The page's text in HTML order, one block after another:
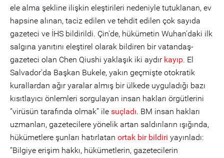
ele alma şekline ilişkin eleştirileri nedeniyle tutuklanan, ev
hapsine alınan, taciz edilen ve tehdit edilen çok sayıda
gazeteci ve İHS bildirildi. Çin'de, hükümetin Wuhan'daki ilk
salgına yanıtını eleştirel olarak bildiren bir vatandaş-
gazeteci olan Chen Qiushi yaklaşık iki aydır kayıp. El
Salvador'da Başkan Bukele, yakın geçmişte otokratik
kurallardan ağır yaralar almış bir ülkede uyguladığı bazı
kısıtlayıcı önlemleri sorgulayan insan hakları örgütlerini
“virüsün tarafında olmak” ile suçladı. BM insan hakları
uzmanları, gazetecilere yönelik artan saldırıların ışığında,
hükümetlere şunları hatırlatan ortak bir bildiri yayınladı:
“Bilgiye erişim hakkı, hükümetlerin, gazetecilerin